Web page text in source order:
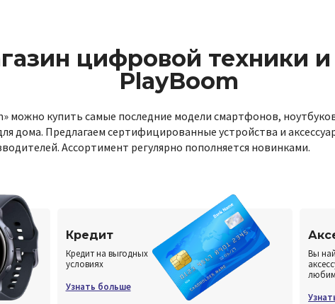
цифровой техники
PlayBoom
можно купить самые последние модели смартфонов,
дома. Предлагаем сертифицированные устройства и
Ассортимент регулярно пополняется новинками.
Кредит
Кредит на выгодных
условиях
Узнать больше
Вы